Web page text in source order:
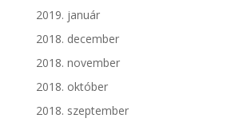
2019. január
2018. december
2018. november
2018. október
2018. szeptember